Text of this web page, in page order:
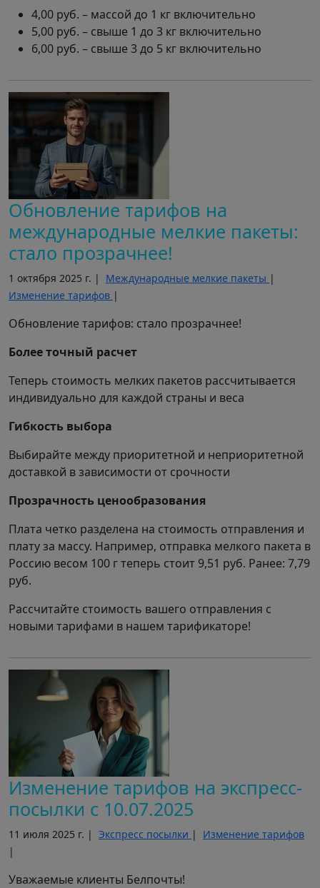
4,00 руб. – массой до 1 кг включительно
5,00 руб. – свыше 1 до 3 кг включительно
6,00 руб. – свыше 3 до 5 кг включительно
Обновление тарифов на
международные мелкие пакеты:
стало прозрачнее!
1 октября 2025 г. | Международные мелкие пакеты |
Изменение тарифов |
Обновление тарифов: стало прозрачнее!
Более точный расчет
Теперь стоимость мелких пакетов рассчитывается
индивидуально для каждой страны и веса
Гибкость выбора
Выбирайте между приоритетной и неприоритетной
доставкой в зависимости от срочности
Прозрачность ценообразования
Плата четко разделена на стоимость отправления и
плату за массу. Например, отправка мелкого пакета в
Россию весом 100 г теперь стоит 9,51 руб. Ранее: 7,79
руб.
Рассчитайте стоимость вашего отправления с
новыми тарифами в нашем тарификаторе!
Изменение тарифов на экспресс-
посылки с 10.07.2025
11 июля 2025 г. | Экспресс посылки | Изменение тарифов
|
Уважаемые клиенты Белпочты!